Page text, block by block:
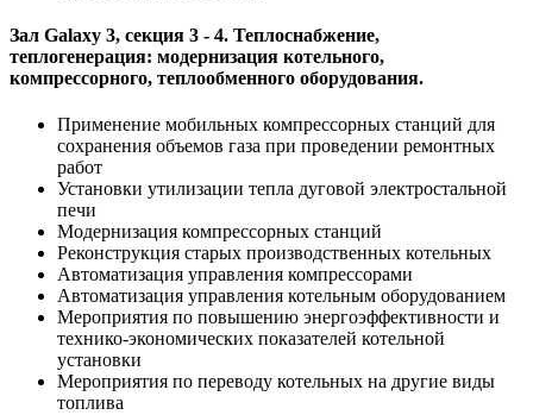
Зал Galaxy 3, секция 3 - 4. Теплоснабжение,
теплогенерация: модернизация котельного,
компрессорного, теплообменного оборудования.
Применение мобильных компрессорных станций для
сохранения объемов газа при проведении ремонтных
работ
Установки утилизации тепла дуговой электростальной
печи
Модернизация компрессорных станций
Реконструкция старых производственных котельных
Автоматизация управления компрессорами
Автоматизация управления котельным оборудованием
Мероприятия по повышению энергоэффективности и
технико-экономических показателей котельной
установки
Мероприятия по переводу котельных на другие виды
топлива